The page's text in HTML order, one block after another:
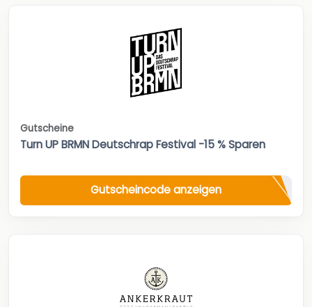
Gutscheine
Turn UP BRMN Deutschrap Festival -15 % Sparen
Gutscheincode anzeigen